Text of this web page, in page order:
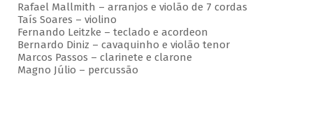
Rafael Mallmith – arranjos e violão de 7 cordas
Taís Soares – violino
Fernando Leitzke – teclado e acordeon
Bernardo Diniz – cavaquinho e violão tenor
Marcos Passos – clarinete e clarone
Magno Júlio – percussão